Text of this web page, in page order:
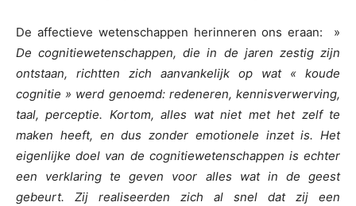
De affectieve wetenschappen herinneren ons eraan: »
De cognitiewetenschappen, die in de jaren zestig zijn
ontstaan, richtten zich aanvankelijk op wat « koude
cognitie » werd genoemd: redeneren, kennisverwerving,
taal, perceptie. Kortom, alles wat niet met het zelf te
maken heeft, en dus zonder emotionele inzet is. Het
eigenlijke doel van de cognitiewetenschappen is echter
een verklaring te geven voor alles wat in de geest
gebeurt. Zij realiseerden zich al snel dat zij een